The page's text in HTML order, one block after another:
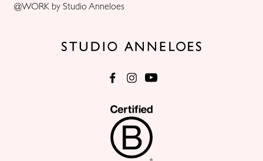
@WORK by Studio Anneloes